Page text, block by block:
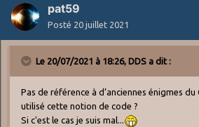
pat59
Posté 20 juillet 2021
Le 20/07/2021 à 18:26, DDS a dit :
Pas de référence à d’anciennes énigmes
utilisé cette notion de code ?
Si c'est le cas je suis mal...